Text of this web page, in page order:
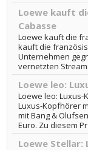
Loewe kauft
Cabasse
Loewe kauft die
kauft die
Unternehmen
vernetzten
Loewe leo:
Loewe leo: Luxus-
Luxus-Kopfhörer
mit Bang &
Euro. Zu diesem
Loewe Stellar: